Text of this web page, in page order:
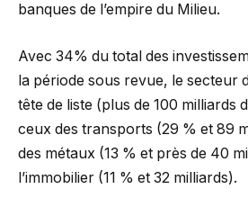
banques de l’empire du Milieu.
Avec 34% du total des
la période sous revue, le secteur
tête de liste (plus de 100 milliards
ceux des transports (29 % et 89
des métaux (13 % et près de 40
l’immobilier (11 % et 32 milliards).